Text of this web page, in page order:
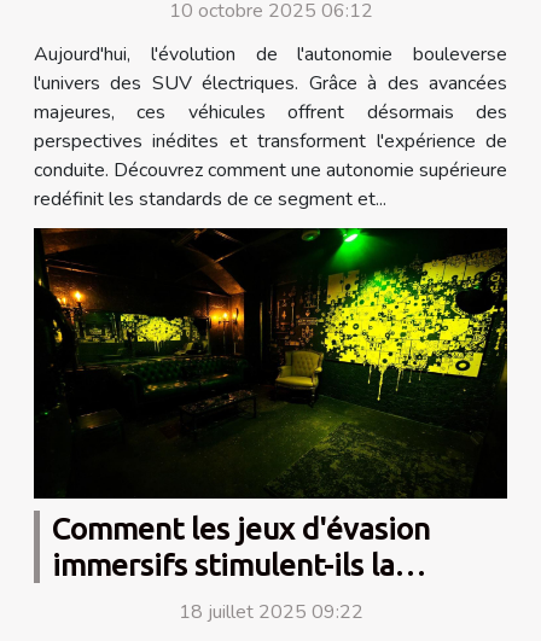
10 octobre 2025 06:12
Aujourd'hui, l'évolution de l'autonomie bouleverse
l'univers des SUV électriques. Grâce à des avancées
majeures, ces véhicules offrent désormais des
perspectives inédites et transforment l'expérience de
conduite. Découvrez comment une autonomie supérieure
redéfinit les standards de ce segment et...
Comment les jeux d'évasion
immersifs stimulent-ils la
créativité?18 juillet 2025 09:22